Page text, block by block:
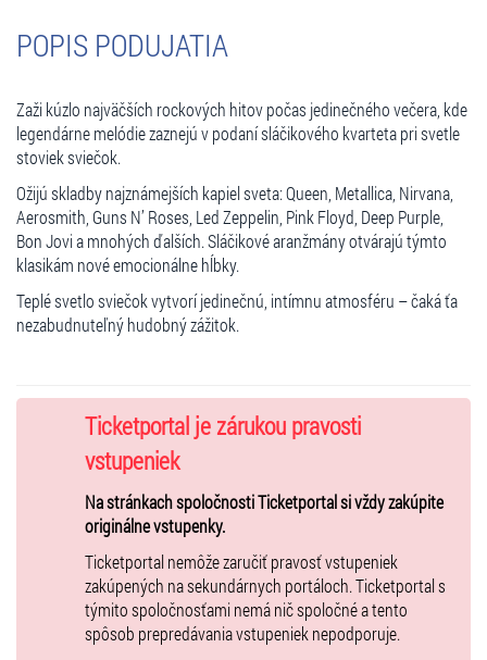
POPIS PODUJATIA
Zaži kúzlo najväčších rockových hitov počas jedinečného večera, kde
legendárne melódie zaznejú v podaní sláčikového kvarteta pri svetle
stoviek sviečok.
Ožijú skladby najznámejších kapiel sveta: Queen, Metallica, Nirvana,
Aerosmith, Guns N’ Roses, Led Zeppelin, Pink Floyd, Deep Purple,
Bon Jovi a mnohých ďalších. Sláčikové aranžmány otvárajú týmto
klasikám nové emocionálne hĺbky.
Teplé svetlo sviečok vytvorí jedinečnú, intímnu atmosféru – čaká ťa
nezabudnuteľný hudobný zážitok.
Ticketportal je zárukou pravosti
vstupeniek
Na stránkach spoločnosti Ticketportal si vždy zakúpite
originálne vstupenky.
Ticketportal nemôže zaručiť pravosť vstupeniek
zakúpených na sekundárnych portáloch. Ticketportal s
týmito spoločnosťami nemá nič spoločné a tento
spôsob prepredávania vstupeniek nepodporuje.